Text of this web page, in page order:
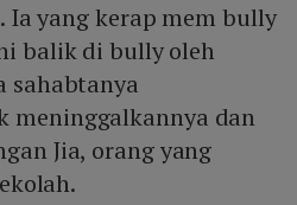
yang kerap mem bully
balik di bully oleh
sahabtanya
meninggalkannya dan
Jia, orang yang